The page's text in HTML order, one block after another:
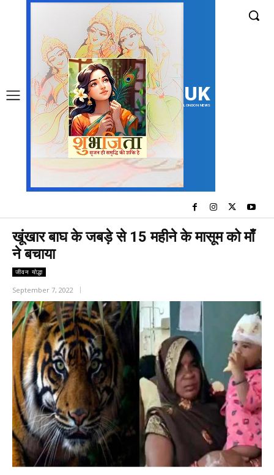
UK
LONDON NEWS
खूंखार बाघ के जबड़े से 15 महीने के मासूम को माँ
ने बचाया
जीवन योद्धा
September 7, 2022